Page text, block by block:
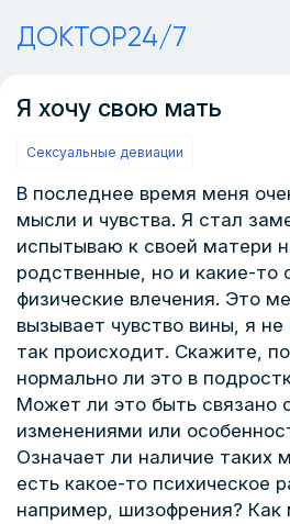
ДОКТОР24/7
Я хочу свою мать
Сексуальные девиации
В последнее время меня
мысли и чувства. Я стал
испытываю к своей матери
родственные, но и какие-то
физические влечения. Это
вызывает чувство вины, я
так происходит. Скажите,
нормально ли это в
Может ли это быть связано
изменениями или
Означает ли наличие таких
есть какое-то психическое
например, шизофрения? Как